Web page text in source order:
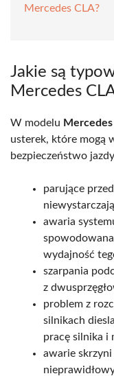
Mercedes CLA?
Jakie są
Mercedes
W modelu
usterek, które mogą
bezpieczeństwo
parujące
awaria
wydajność
szarpania
z
problem z
silnikach
pracę silnika i
awarie